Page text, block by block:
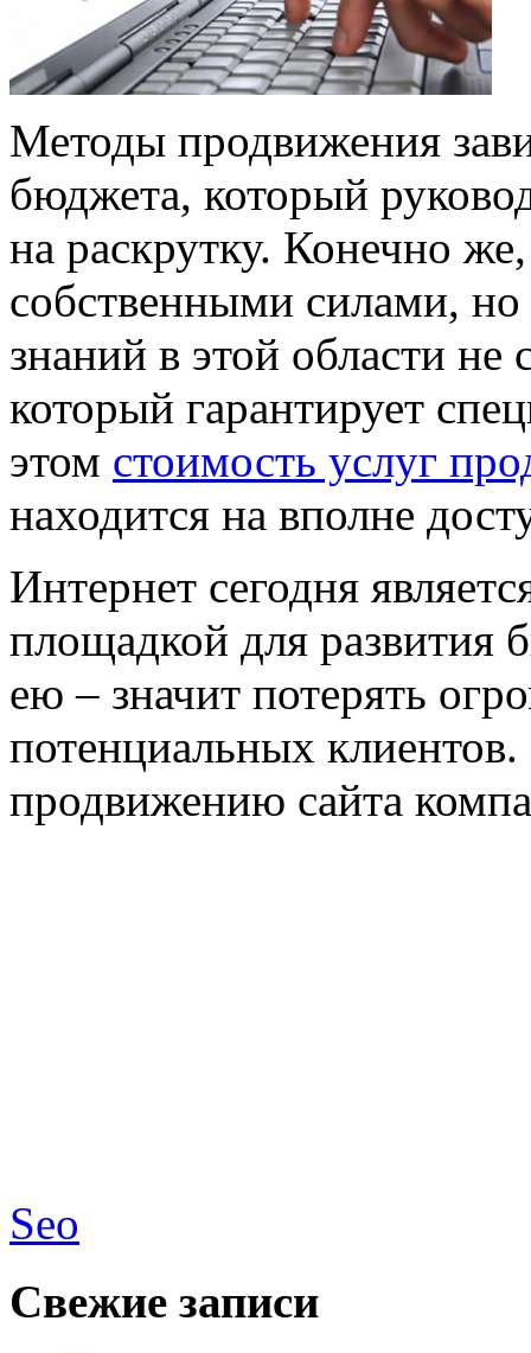
Методы продвижения
бюджета, который
на раскрутку. Конечно
собственными силами, но
знаний в этой области не
который гарантирует
этом стоимость услуг
находится на вполне
Интернет сегодня
площадкой для развития
ею – значит потерять
потенциальных
продвижению сайта
Seo
Свежие записи